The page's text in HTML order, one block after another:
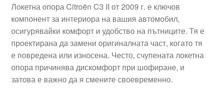
Локетна опора Citroën C3 II от 2009 г. е ключов
компонент за интериора на вашия автомобил,
осигурявайки комфорт и удобство на пътниците. Тя е
проектирана да замени оригиналната част, когато тя
е повредена или износена. Често, счупената локетна
опора причинява дискомфорт при шофиране, и
затова е важно да я смените своевременно.